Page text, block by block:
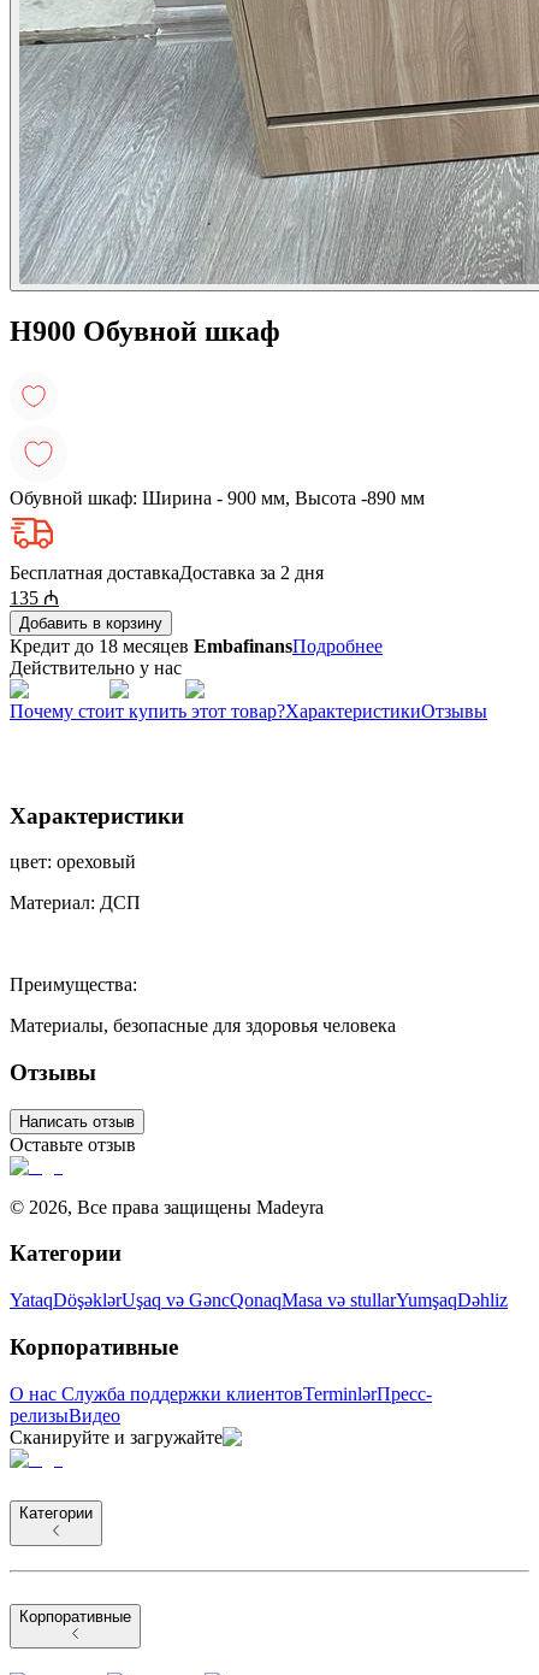
H900 Обувной шкаф
Обувной шкаф: Ширина - 900 мм, Высота -890 мм
Бесплатная доставкаДоставка за 2 дня
135 ₼
Добавить в корзину
Кредит до 18 месяцев EmbafinansПодробнее
Действительно у нас
Почему стоит купить этот товар?ХарактеристикиОтзывы
Характеристики
цвет: ореховый
Материал: ДСП
Преимущества:
Материалы, безопасные для здоровья человека
Отзывы
Написать отзыв
Оставьте отзыв
© 2026, Все права защищены Madeyra
Категории
YataqDöşəklərUşaq və GəncQonaqMasa və stullarYumşaqDəhliz
Корпоративные
О нас Служба поддержки клиентовTerminlərПресс-
релизыВидео
Сканируйте и загружайте
Категории
Корпоративные